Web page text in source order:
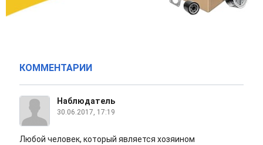
КОММЕНТАРИИ
Наблюдатель
30.06.2017, 17:19
Любой человек, который является хозяином